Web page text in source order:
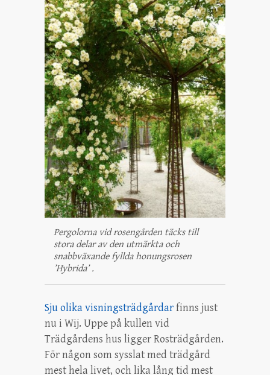
Pergolorna vid rosengården täcks till
stora delar av den utmärkta och
snabbväxande fyllda honungsrosen
’Hybrida’ .
Sju olika visningsträdgårdarfinns just
nu i Wij. Uppe på kullen vid
Trädgårdens hus ligger Rosträdgården.
För någon som sysslat med trädgård
mest hela livet, och lika lång tid mest